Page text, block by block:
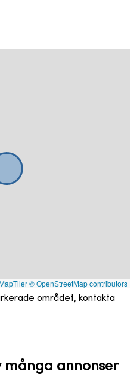
© OpenStreetMap contributors
området, kontakta
många annonser